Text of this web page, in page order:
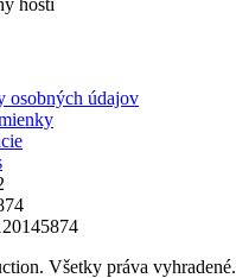
hostí
osobných údajov
Všetky práva vyhradené.